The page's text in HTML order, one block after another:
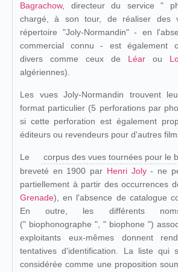
Bagrachow, directeur du service "
chargé, à son tour, de réaliser des
répertoire "Joly-Normandin" - en
commercial connu - est également
divers comme ceux de Léar ou
algériennes).
Les vues Joly-Normandin trouvent
format particulier (5 perforations par
si cette perforation est également
éditeurs ou revendeurs pour d'autres
Le corpus des vues tournées pour le
breveté en 1900 par Henri Joly- ne
partiellement à partir des occurrences
Grenade), en l'absence de catalogue
En outre, les différents
(" biophonographe ", " biophone ")
exploitants eux-mêmes donnent
tentatives d'identification. La liste qui
considérée comme une proposition